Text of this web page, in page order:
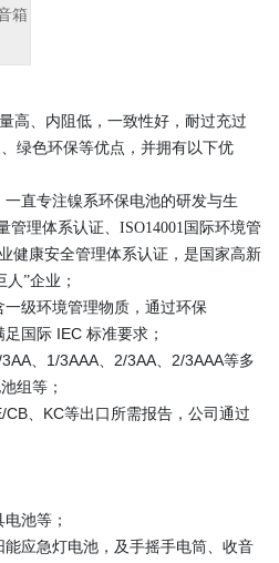
箱
高、内阻低，一致性好，耐过充过
绿色环保等优点，并拥有以下优
一直专注镍系环保电池的研发与生
管理体系认证、ISO14001国际环境管
健康安全管理体系认证，是国家高新
”企业；
级环境管理物质，通过环保
国际 IEC 标准要求；
、1/3AAA、2/3AA、2/3AAA等多
组等；
、KC等出口所需报告，公司通过
池等；
应急灯电池，及手摇手电筒、收音